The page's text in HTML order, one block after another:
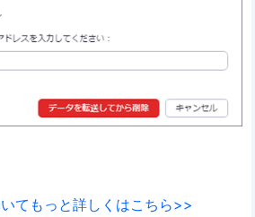
てもっと詳しくはこちら>>